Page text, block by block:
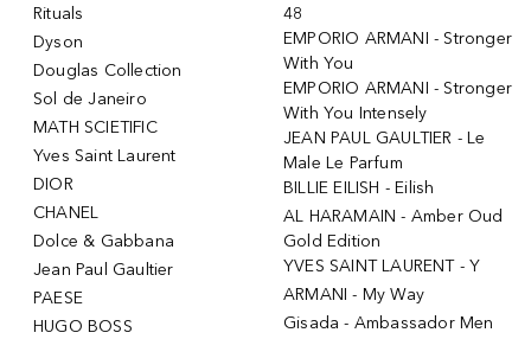
Rituals
Dyson
Douglas Collection
Sol de Janeiro
MATH SCIETIFIC
Yves Saint Laurent
DIOR
CHANEL
Dolce & Gabbana
Jean Paul Gaultier
PAESE
HUGO BOSS
48
EMPORIO ARMANI - Stronger
With You
EMPORIO ARMANI - Stronger
With You Intensely
JEAN PAUL GAULTIER - Le
Male Le Parfum
BILLIE EILISH - Eilish
AL HARAMAIN - Amber Oud
Gold Edition
YVES SAINT LAURENT - Y
ARMANI - My Way
Gisada - Ambassador Men